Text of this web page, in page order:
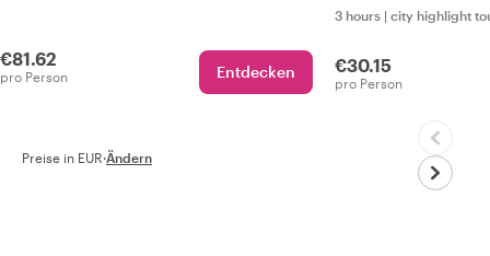
€81.62
pro Person Entdecken
3 hours | city highlight
€30.15
pro Person
Preise in EUR·Ändern